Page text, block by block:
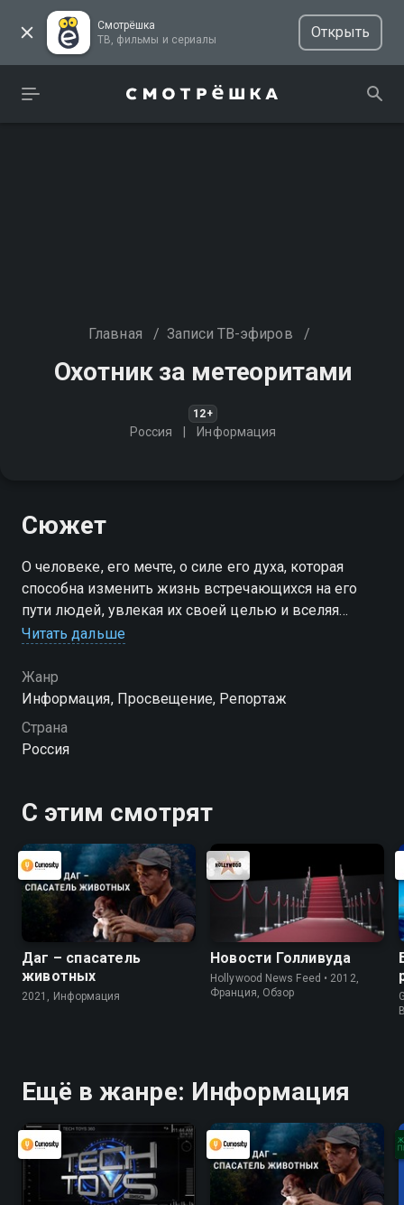
Смотрёшка
ТВ, фильмы и сериалы
Открыть
Главная / Записи ТВ-эфиров /
Охотник за метеоритами
12+
Россия Информация
Сюжет
О человеке, его мечте, о силе его духа, которая
способна изменить жизнь встречающихся на его
пути людей, увлекая их своей целью и вселяя
уверенность в собственных силах
Читать дальше
Жанр
Информация, Просвещение, Репортаж
Страна
Россия
С этим смотрят
Даг – спасатель
животных
2021, Информация
Новости Голливуда
Hollywood News Feed • 2012,
Франция, Обзор
Ещё в жанре: Информация